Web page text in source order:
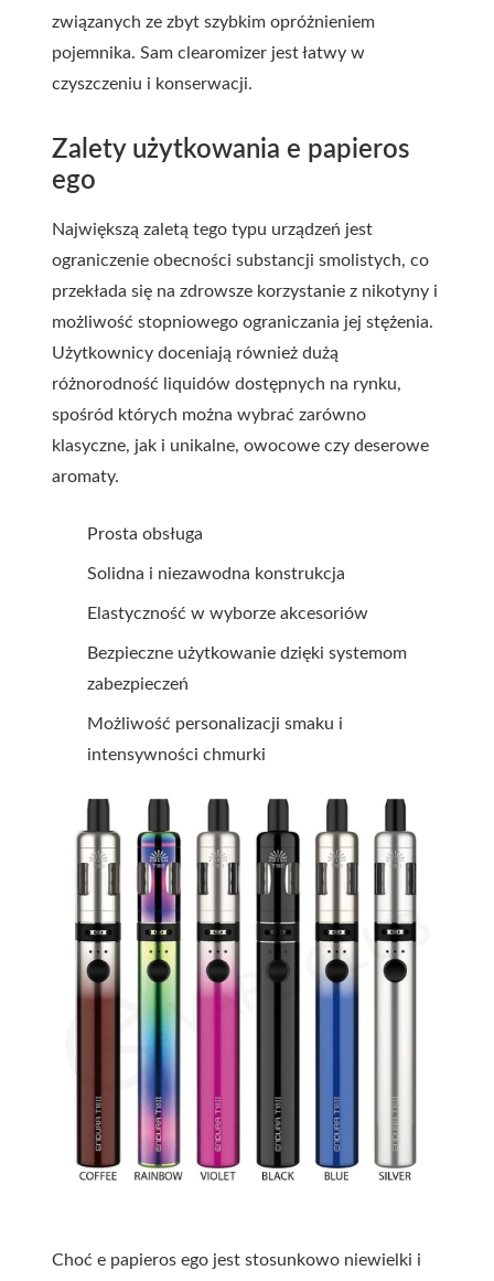
związanych ze zbyt szybkim opróżnieniem
pojemnika. Sam clearomizer jest łatwy w
czyszczeniu i konserwacji.
Zalety użytkowania e papieros
ego
Największą zaletą tego typu urządzeń jest
ograniczenie obecności substancji smolistych, co
przekłada się na zdrowsze korzystanie z nikotyny i
możliwość stopniowego ograniczania jej stężenia.
Użytkownicy doceniają również dużą
różnorodność liquidów dostępnych na rynku,
spośród których można wybrać zarówno
klasyczne, jak i unikalne, owocowe czy deserowe
aromaty.
Prosta obsługa
Solidna i niezawodna konstrukcja
Elastyczność w wyborze akcesoriów
Bezpieczne użytkowanie dzięki systemom
zabezpieczeń
Możliwość personalizacji smaku i
intensywności chmurki
Choć e papieros ego jest stosunkowo niewielki i